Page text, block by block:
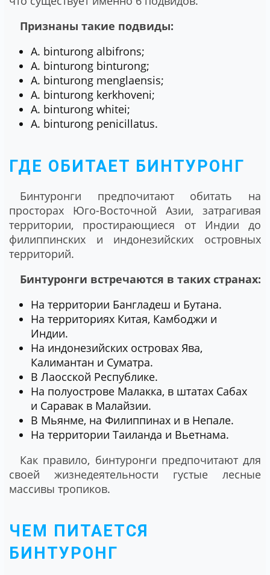
Признаны такие подвиды:
A. binturong albifrons;
A. binturong binturong;
A. binturong menglaensis;
A. binturong kerkhoveni;
A. binturong whitei;
A. binturong penicillatus.
ГДЕ ОБИТАЕТ БИНТУРОНГ
Бинтуронги предпочитают обитать на
просторах Юго-Восточной Азии, затрагивая
территории, простирающиеся от Индии до
филиппинских и индонезийских островных
территорий.
Бинтуронги встречаются в таких странах:
На территории Бангладеш и Бутана.
На территориях Китая, Камбоджи и
Индии.
На индонезийских островах Ява,
Калимантан и Суматра.
В Лаосской Республике.
На полуострове Малакка, в штатах Сабах
и Саравак в Малайзии.
В Мьянме, на Филиппинах и в Непале.
На территории Таиланда и Вьетнама.
Как правило, бинтуронги предпочитают для
своей жизнедеятельности густые лесные
массивы тропиков.
ЧЕМ ПИТАЕТСЯ
БИНТУРОНГ